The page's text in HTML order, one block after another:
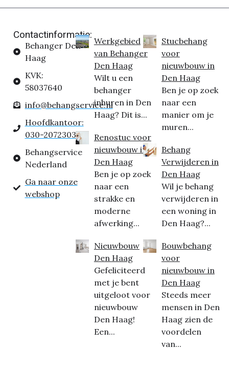
Contactinformatie:
Behanger Den
Haag
KVK:
58037640
info@behangservice.nl
Hoofdkantoor:
030-2072303
Behangservice
Nederland
Ga naar onze
webshop
Werkgebied
van Behanger
Den Haag
Wilt u een
behanger
inhuren in Den
Haag? Dit is...
Renostuc voor
nieuwbouw in
Den Haag
Ben je op zoek
naar een
strakke en
moderne
afwerking...
Nieuwbouw
Den Haag
Gefeliciteerd
met je bent
uitgeloot voor
nieuwbouw
Den Haag!
Een...
Stucbehang
voor
nieuwbouw in
Den Haag
Ben je op zoek
naar een
manier om je
muren...
Behang
Verwijderen in
Den Haag
Wil je behang
verwijderen in
een woning in
Den Haag?...
Bouwbehang
voor
nieuwbouw in
Den Haag
Steeds meer
mensen in Den
Haag zien de
voordelen
van...